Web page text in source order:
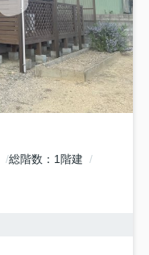
総階数
1階建